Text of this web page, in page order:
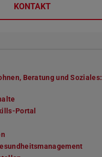
KONTAKT
Beratung und Soziales:
Portal